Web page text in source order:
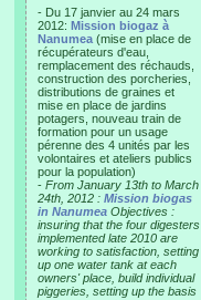
- Du 17 janvier au 24 mars
2012: Mission biogaz à
Nanumea (mise en place de
récupérateurs d'eau,
remplacement des réchauds,
construction des porcheries,
distributions de graines et
mise en place de jardins
potagers, nouveau train de
formation pour un usage
pérenne des 4 unités par les
volontaires et ateliers publics
pour la population)
- From January 13th to March
24th, 2012 : Mission biogas
in Nanumea Objectives :
insuring that the four digesters
implemented late 2010 are
working to satisfaction, setting
up one water tank at each
owners' place, build individual
piggeries, setting up the basis